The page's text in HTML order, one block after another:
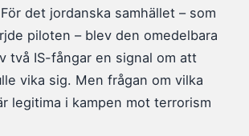
det jordanska samhället – som
piloten – blev den omedelbara
två IS-fångar en signal om att
vika sig. Men frågan om vilka
legitima i kampen mot terrorism